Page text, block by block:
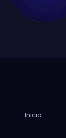
Inicio